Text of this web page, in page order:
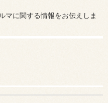
マに関する情報をお伝えしま